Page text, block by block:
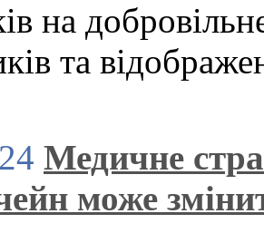
на
та
Медичне
може